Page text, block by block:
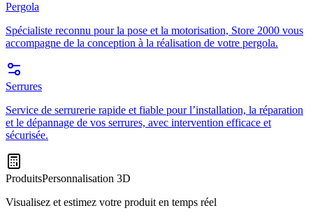
Pergola
Spécialiste reconnu pour la pose et la motorisation, Store 2000 vous
accompagne de la conception à la réalisation de votre pergola.
Serrures
Service de serrurerie rapide et fiable pour l’installation, la réparation
et le dépannage de vos serrures, avec intervention efficace et
sécurisée.
ProduitsPersonnalisation 3D
Visualisez et estimez votre produit en temps réel